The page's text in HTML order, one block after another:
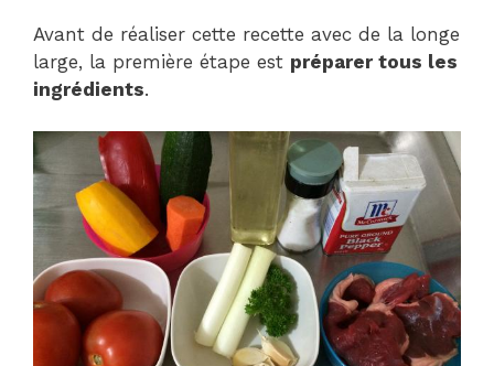
Avant de réaliser cette recette avec de la longe
large, la première étape est préparer tous les
ingrédients.